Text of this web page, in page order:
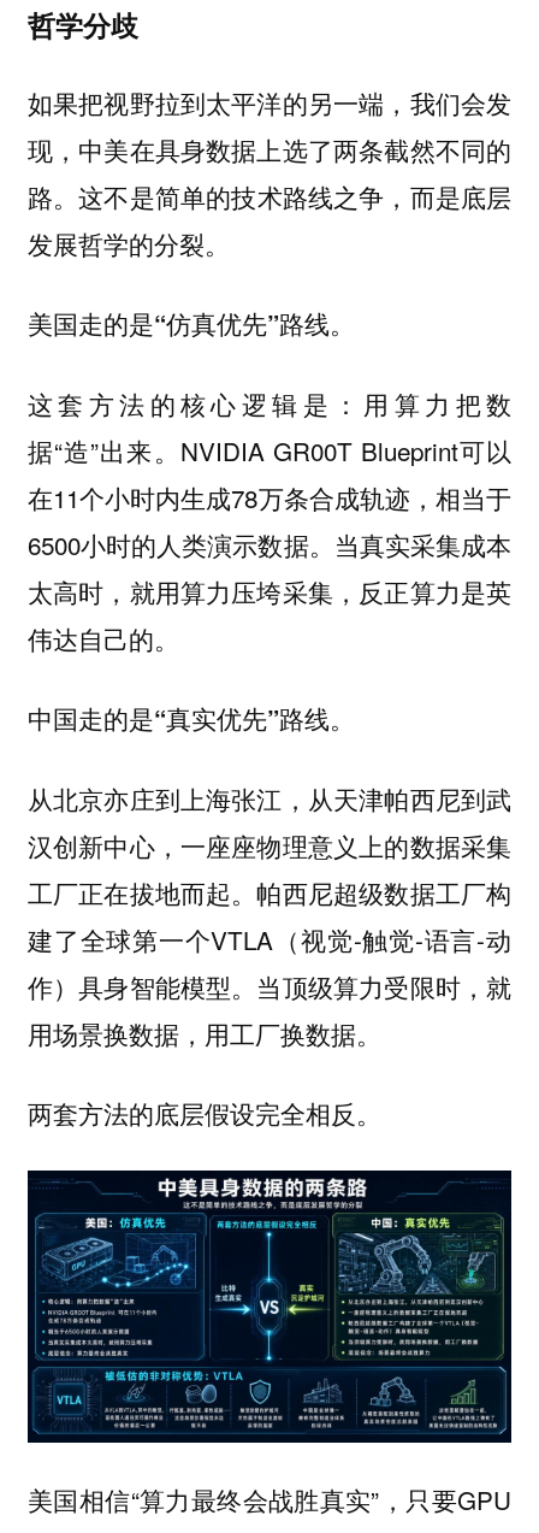
哲学分歧
如果把视野拉到太平洋的另一端，我们会发
现，中美在具身数据上选了两条截然不同的
路。这不是简单的技术路线之争，而是底层
发展哲学的分裂。
美国走的是“仿真优先”路线。
这套方法的核心逻辑是：用算力把数
据“造”出来。NVIDIA GR00T Blueprint可以
在11个小时内生成78万条合成轨迹，相当于
6500小时的人类演示数据。当真实采集成本
太高时，就用算力压垮采集，反正算力是英
伟达自己的。
中国走的是“真实优先”路线。
从北京亦庄到上海张江，从天津帕西尼到武
汉创新中心，一座座物理意义上的数据采集
工厂正在拔地而起。帕西尼超级数据工厂构
建了全球第一个VTLA（视觉-触觉-语言-动
作）具身智能模型。当顶级算力受限时，就
用场景换数据，用工厂换数据。
两套方法的底层假设完全相反。
美国相信“算力最终会战胜真实”，只要GPU